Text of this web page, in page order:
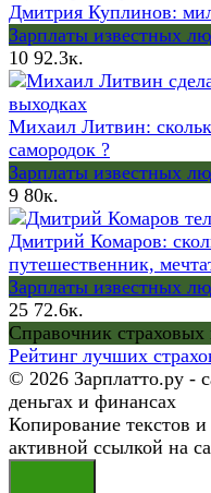
Дмитрия Куплинов:
Зарплаты известных
10 92.3к.
Михаил Литвин:
самородок ?
Зарплаты известных
9 80к.
Дмитрий Комаров:
путешественник,
Зарплаты известных
25 72.6к.
Справочник
Рейтинг лучших
© 2026 Зарплатто.ру -
деньгах и финансах
Копирование текстов
активной ссылкой на